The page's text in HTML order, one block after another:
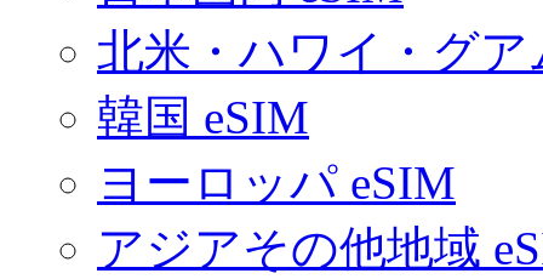
北米・ハワイ・グア
韓国 eSIM
ヨーロッパ eSIM
アジアその他地域